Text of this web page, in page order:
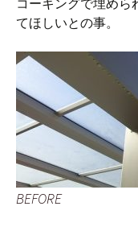
コーキングで埋めら
てほしいとの事。
BEFORE